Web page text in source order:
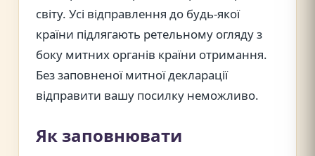
світу. Усі відправлення до будь-якої
країни підлягають ретельному огляду з
боку митних органів країни отримання.
Без заповненої митної декларації
відправити вашу посилку неможливо.
Як заповнювати